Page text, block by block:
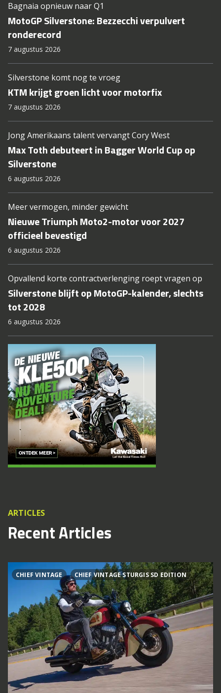
Bagnaia opnieuw naar Q1
MotoGP Silverstone: Bezzecchi verpulvert
ronderecord
7 augustus 2026
Silverstone komt nog te vroeg
KTM krijgt groen licht voor motorfix
7 augustus 2026
Jong Amerikaans talent vervangt Cory West
Max Toth debuteert in Bagger World Cup op
Silverstone
6 augustus 2026
Meer vermogen, minder gewicht
Nieuwe Triumph Moto2-motor voor 2027
officieel bevestigd
6 augustus 2026
Opvallend korte contractverlenging roept vragen op
Silverstone blijft op MotoGP-kalender, slechts
tot 2028
6 augustus 2026
ARTICLES
Recent Articles
CHIEF VINTAGE CHIEF VINTAGE STURGIS SD EDITION